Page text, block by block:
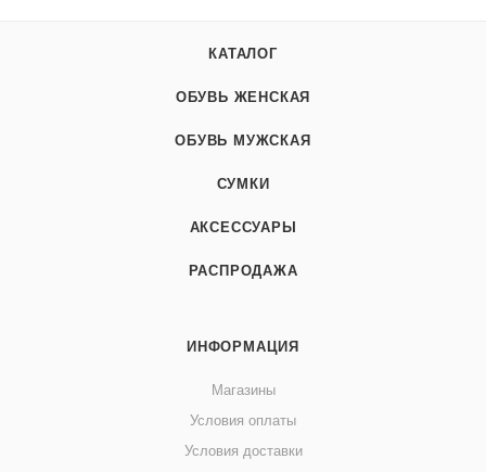
КАТАЛОГ
ОБУВЬ ЖЕНСКАЯ
ОБУВЬ МУЖСКАЯ
СУМКИ
АКСЕССУАРЫ
РАСПРОДАЖА
ИНФОРМАЦИЯ
Магазины
Условия оплаты
Условия доставки